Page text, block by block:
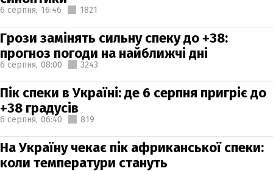
6 серпня, 16:46 1821
Грози замінять сильну спеку до +38:
прогноз погоди на найближчі дні
6 серпня, 08:00 3243
Пік спеки в Україні: де 6 серпня пригріє до
+38 градусів
6 серпня, 06:40 819
На Україну чекає пік африканської спеки:
коли температури стануть